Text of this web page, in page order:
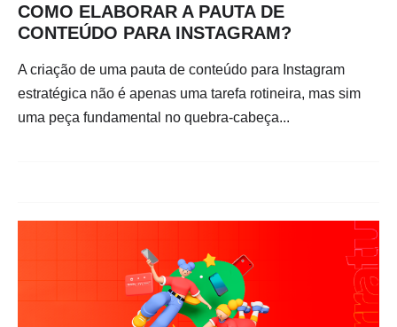
COMO ELABORAR A PAUTA DE
CONTEÚDO PARA INSTAGRAM?
A criação de uma pauta de conteúdo para Instagram
estratégica não é apenas uma tarefa rotineira, mas sim
uma peça fundamental no quebra-cabeça...